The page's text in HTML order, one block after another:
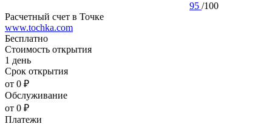
95 /100
Расчетный счет в Точке
www.tochka.com
Бесплатно
Стоимость открытия
1 день
Срок открытия
от 0 ₽
Обслуживание
от 0 ₽
Платежи